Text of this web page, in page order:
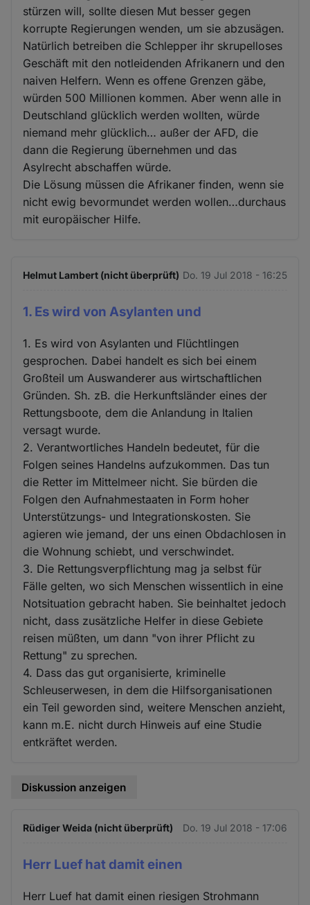
stürzen will, sollte diesen Mut besser gegen
korrupte Regierungen wenden, um sie abzusägen.
Natürlich betreiben die Schlepper ihr skrupelloses
Geschäft mit den notleidenden Afrikanern und den
naiven Helfern. Wenn es offene Grenzen gäbe,
würden 500 Millionen kommen. Aber wenn alle in
Deutschland glücklich werden wollten, würde
niemand mehr glücklich… außer der AFD, die
dann die Regierung übernehmen und das
Asylrecht abschaffen würde.
Die Lösung müssen die Afrikaner finden, wenn sie
nicht ewig bevormundet werden wollen…durchaus
mit europäischer Hilfe.
Helmut Lambert (nicht überprüft) Do. 19 Jul 2018 - 16:25
1. Es wird von Asylanten und
1. Es wird von Asylanten und Flüchtlingen
gesprochen. Dabei handelt es sich bei einem
Großteil um Auswanderer aus wirtschaftlichen
Gründen. Sh. zB. die Herkunftsländer eines der
Rettungsboote, dem die Anlandung in Italien
versagt wurde.
2. Verantwortliches Handeln bedeutet, für die
Folgen seines Handelns aufzukommen. Das tun
die Retter im Mittelmeer nicht. Sie bürden die
Folgen den Aufnahmestaaten in Form hoher
Unterstützungs- und Integrationskosten. Sie
agieren wie jemand, der uns einen Obdachlosen in
die Wohnung schiebt, und verschwindet.
3. Die Rettungsverpflichtung mag ja selbst für
Fälle gelten, wo sich Menschen wissentlich in eine
Notsituation gebracht haben. Sie beinhaltet jedoch
nicht, dass zusätzliche Helfer in diese Gebiete
reisen müßten, um dann "von ihrer Pflicht zu
Rettung" zu sprechen.
4. Dass das gut organisierte, kriminelle
Schleuserwesen, in dem die Hilfsorganisationen
ein Teil geworden sind, weitere Menschen anzieht,
kann m.E. nicht durch Hinweis auf eine Studie
entkräftet werden.
Diskussion anzeigen
Rüdiger Weida (nicht überprüft) Do. 19 Jul 2018 - 17:06
Herr Luef hat damit einen
Herr Luef hat damit einen riesigen Strohmann